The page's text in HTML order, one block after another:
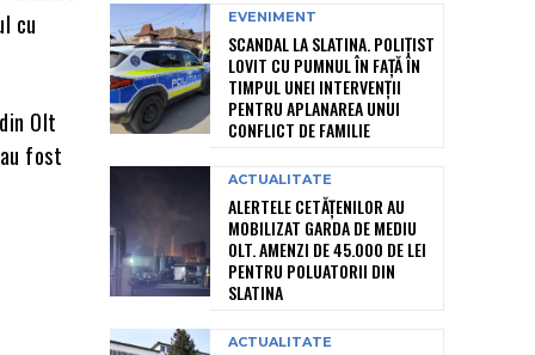
cu
Olt
fost
EVENIMENT
SCANDAL LA SLATINA. POLIȚIST
LOVIT CU PUMNUL ÎN FAȚĂ ÎN
TIMPUL UNEI INTERVENȚII
PENTRU APLANAREA UNUI
CONFLICT DE FAMILIE
ACTUALITATE
ALERTELE CETĂȚENILOR AU
MOBILIZAT GARDA DE MEDIU
OLT. AMENZI DE 45.000 DE LEI
PENTRU POLUATORII DIN
SLATINA
ACTUALITATE